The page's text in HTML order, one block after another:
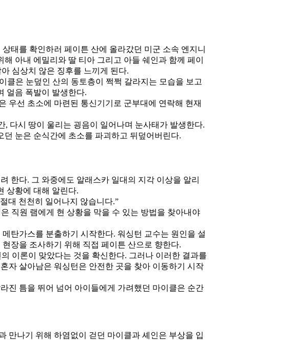
태를 확인하러 페이튼 산에 올라갔던 미군 소속 엔지니
아내 에밀리와 딸 티아 그리고 아들 쉐인과 함께 페이
심상치 않은 징후를 느끼게 된다.
클은 눈덮인 산의 동토층이 쩍쩍 갈라지는 모습을 보고
얼음 폭발이 발생한다.
우선 초소에 마련된 통신기기로 군부대에 연락해 현재
다시 땅이 울리는 굉음이 일어나며 눈사태가 발생한다.
눈은 순식간에 초소를 파괴하고 뒤덮어버린다.
한다. 그 와중에도 알래스카 일대의 지각 이상을 알리
상황에 대해 알린다.
대 천천히 일어나지 않습니다.”
직원 램에게 현 상황을 막을 수 있는 방법을 찾아내야
탄가스를 분출하기 시작한다. 워싱턴 교수는 원인을 설
장을 조사하기 위해 직접 페이튼 산으로 향한다.
이론이 맞았다는 것을 확신한다. 그러나 이러한 결과를
자 살아남은 워싱턴은 안전한 곳을 찾아 이동하기 시작
진 틈을 뛰어 넘어 아이들에게 가려했던 마이클은 순간
만나기 위해 하염없이 걷던 마이클과 셰인은 부상을 입